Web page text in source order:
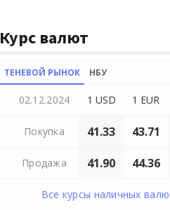
Курс валют
ТЕНЕВОЙ РЫНОК НБУ
02.12.2024 1 USD 1 EUR
Покупка 41.33 43.71
Продажа 41.90 44.36
Все курсы наличных